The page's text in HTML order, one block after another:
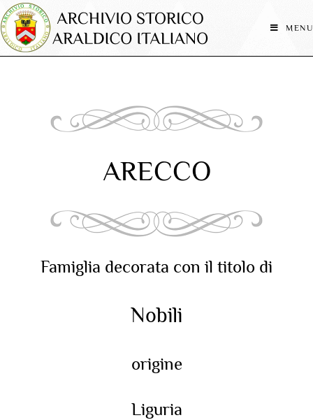
MENU
ARECCO
Famiglia decorata con il titolo di
Nobili
origine
Liguria